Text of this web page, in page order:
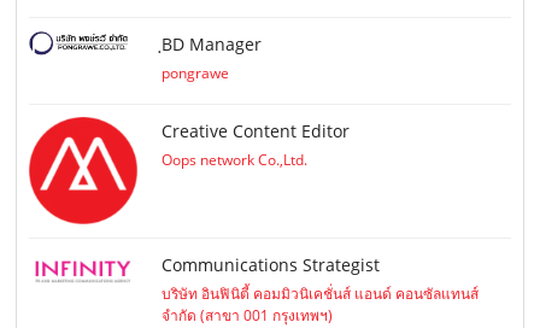
ฺBD Manager
pongrawe
Creative Content Editor
Oops network Co.,Ltd.
Communications Strategist
บริษัท อินฟินิตี้ คอมมิวนิเคชั่นส์ แอนด์ คอนซัลแทนส์
จำกัด (สาขา 001 กรุงเทพฯ)